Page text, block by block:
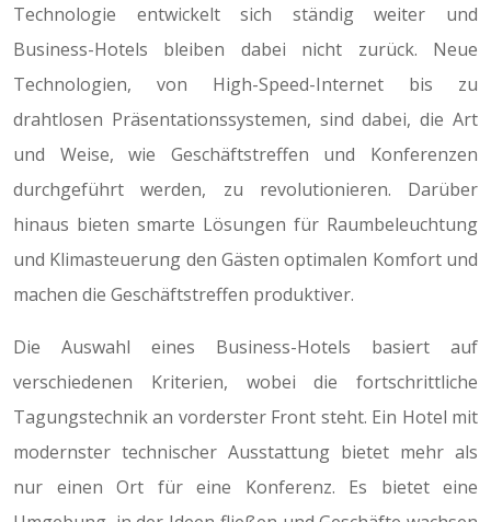
Technologie entwickelt sich ständig weiter und
Business-Hotels bleiben dabei nicht zurück. Neue
Technologien, von High-Speed-Internet bis zu
drahtlosen Präsentationssystemen, sind dabei, die Art
und Weise, wie Geschäftstreffen und Konferenzen
durchgeführt werden, zu revolutionieren. Darüber
hinaus bieten smarte Lösungen für Raumbeleuchtung
und Klimasteuerung den Gästen optimalen Komfort und
machen die Geschäftstreffen produktiver.
Die Auswahl eines Business-Hotels basiert auf
verschiedenen Kriterien, wobei die fortschrittliche
Tagungstechnik an vorderster Front steht. Ein Hotel mit
modernster technischer Ausstattung bietet mehr als
nur einen Ort für eine Konferenz. Es bietet eine